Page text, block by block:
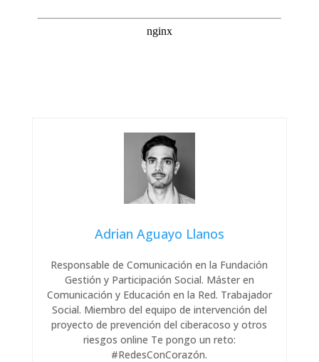
Adrian Aguayo Llanos
Responsable de Comunicación en la Fundación
Gestión y Participación Social. Máster en
Comunicación y Educación en la Red. Trabajador
Social. Miembro del equipo de intervención del
proyecto de prevención del ciberacoso y otros
riesgos online Te pongo un reto:
#RedesConCorazón.